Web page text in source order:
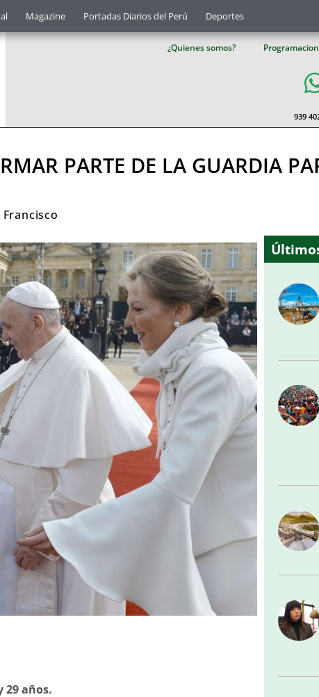
Magazine Portadas Diarios del Perú Deportes
¿Quienes somos? Programacion
939
PARTE DE LA GUARDIA
Francisco
29 años.